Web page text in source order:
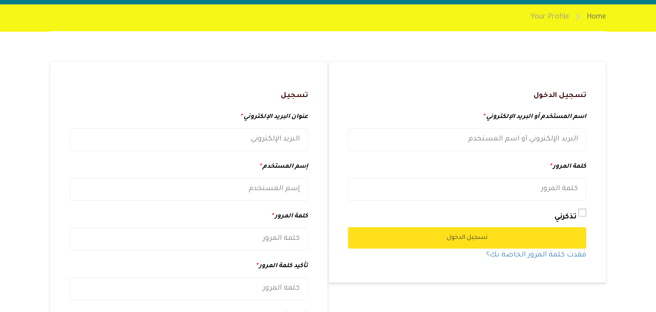
Home
Your Profile
تسجيل الدخول
اسم المستخدم أو البريد الإلكتروني*
كلمة المرور*
تذكرني
تسجيل الدخول
فقدت كلمة المرور الخاصة بك؟
تسجيل
عنوان البريد الإلكتروني*
إسم المستخدم*
كلمة المرور*
تأكيد كلمة المرور*